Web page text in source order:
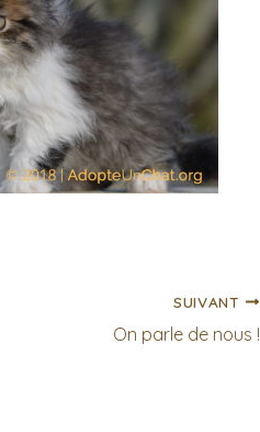
SUIVANT
On parle de nous !